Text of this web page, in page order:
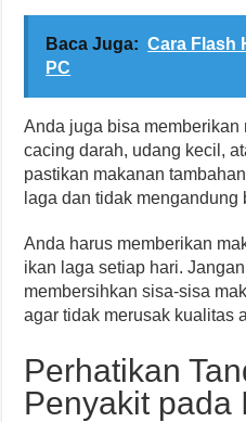
Baca Juga: Cara Flash
PC
Anda juga bisa memberikan
cacing darah, udang kecil,
pastikan makanan
laga dan tidak
Anda harus memberikan
ikan laga setiap hari.
membersihkan sisa-sisa
agar tidak merusak kualitas
Perhatikan
Penyakit pada